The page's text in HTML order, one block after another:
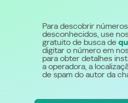
Para descobrir números
desconhecidos, use
gratuito de busca de
digitar o número em
para obter detalhes
a operadora, a
de spam do autor da